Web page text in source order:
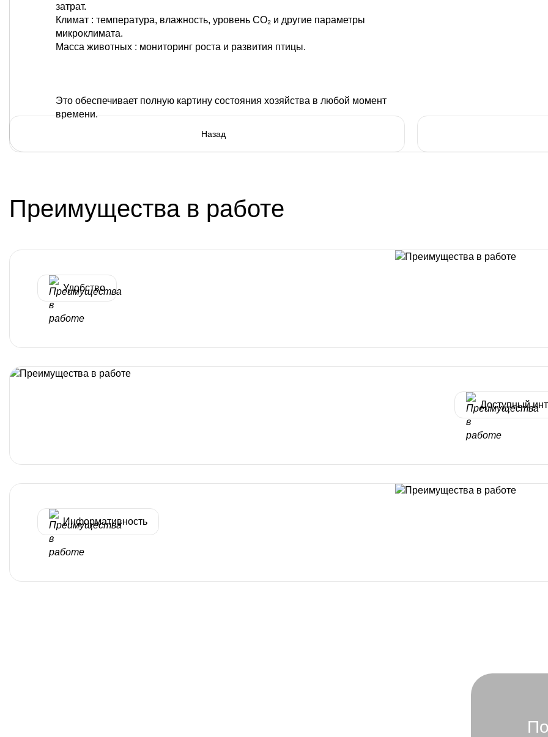
затрат.
Климат : температура, влажность, уровень CO₂ и другие параметры
микроклимата.
Масса животных : мониторинг роста и развития птицы.
Это обеспечивает полную картину состояния хозяйства в любой момент
времени.
Преимущества в работе
Удобство
Доступный
Информативность